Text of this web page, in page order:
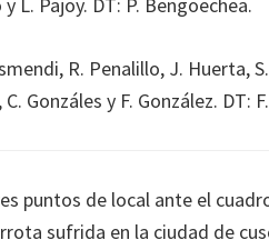
R. Penalillo, J. Huerta,
Gonzáles y F. González. DT:
puntos de local ante el
sufrida en la ciudad de